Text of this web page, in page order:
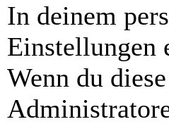
In deinem
Einstellungen
Wenn du